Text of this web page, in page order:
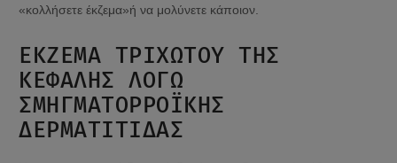
«κολλήσετε έκζεμα»ή να μολύνετε κάποιον.
ΈΚΖΕΜΑ ΤΡΙΧΩΤΟΎ ΤΗΣ
ΚΕΦΑΛΉΣ ΛΌΓΩ
ΣΜΗΓΜΑΤΟΡΡΟΪΚΉΣ
ΔΕΡΜΑΤΊΤΙΔΑΣ